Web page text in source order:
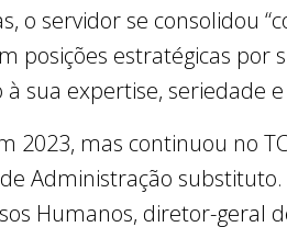
o servidor se consolidou
posições estratégicas por
sua expertise, seriedade
2023, mas continuou no
Administração
Humanos, diretor-geral